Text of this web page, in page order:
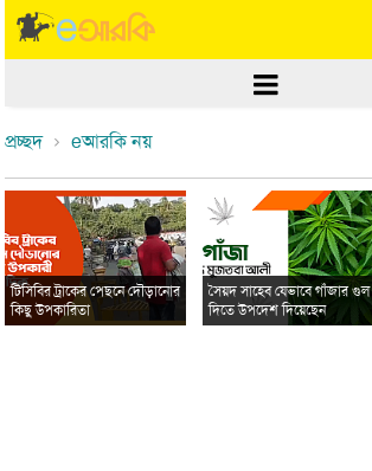
প্রচ্ছদ eআরকি নয়
টিসিবির ট্রাকের পেছনে দৌড়ানোর
কিছু উপকারিতা
সৈয়দ সাহেব যেভাবে গাঁজার গুল
দিতে উপদেশ দিয়েছেন